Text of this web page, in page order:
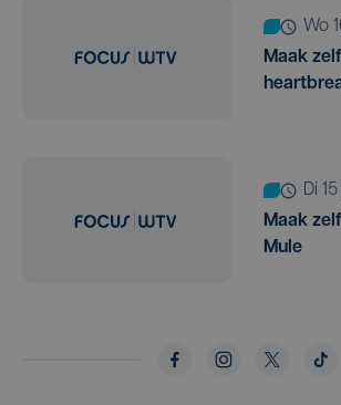
wo
Maak
di
Maak
Mule